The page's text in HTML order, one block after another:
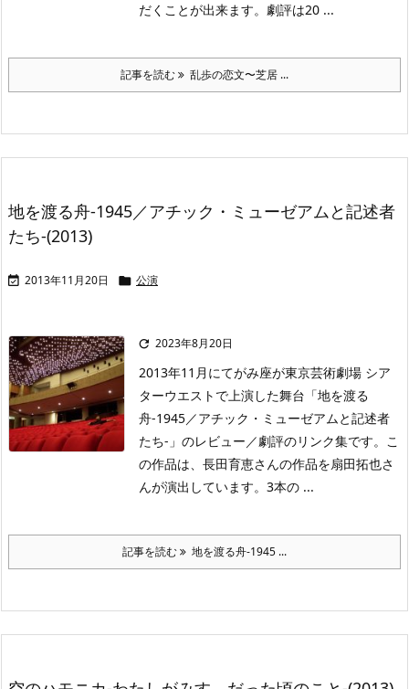
だくことが出来ます。劇評は20 ...
記事を読む 乱歩の恋文〜芝居 ...
地を渡る舟-1945／アチック・ミューゼアムと記述者
たち-(2013)
 2013年11月20日  公演
 2023年8月20日
2013年11月にてがみ座が東京芸術劇場 シア
ターウエストで上演した舞台「地を渡る
舟-1945／アチック・ミューゼアムと記述者
たち-」のレビュー／劇評のリンク集です。こ
の作品は、長田育恵さんの作品を扇田拓也さ
んが演出しています。3本の ...
記事を読む 地を渡る舟-1945 ...